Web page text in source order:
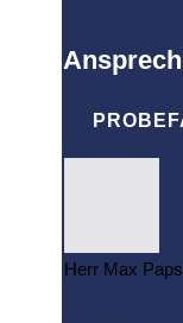
Herr Max